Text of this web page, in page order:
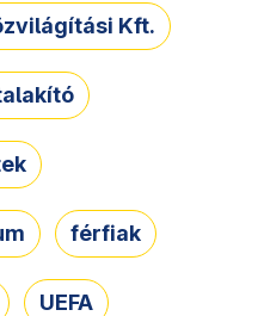
Kft.
férfiak
UEFA